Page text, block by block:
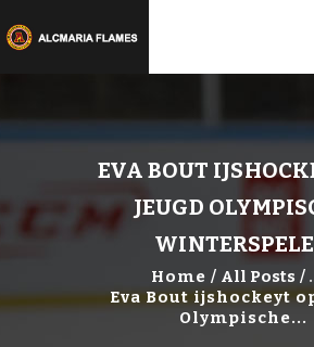
EVA BOUT
JEUGD
Home All Posts
Eva Bout ijshockeyt
Olympische...
WEBSHOP
INFORMATIE